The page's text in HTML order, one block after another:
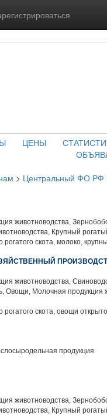
ЦЕНЫ
> Центральный ФО РФ
животноводства,
Крупный
рогатого скота, молоко,
животноводства,
Овощи, Молочная продукция
рогатого скота, овощи
продукция
животноводства,
Крупный